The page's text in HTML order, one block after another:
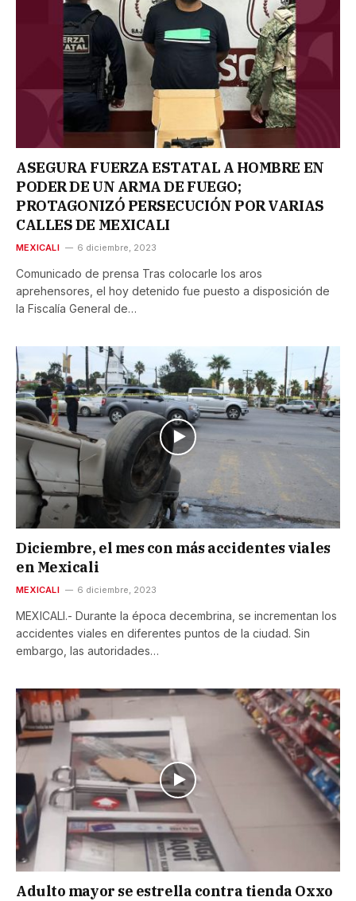
ASEGURA FUERZA ESTATAL A HOMBRE EN
PODER DE UN ARMA DE FUEGO;
PROTAGONIZÓ PERSECUCIÓN POR VARIAS
CALLES DE MEXICALI
MEXICALI 6 diciembre, 2023
Comunicado de prensa Tras colocarle los aros
aprehensores, el hoy detenido fue puesto a disposición de
la Fiscalía General de…
Diciembre, el mes con más accidentes viales
en Mexicali
MEXICALI 6 diciembre, 2023
MEXICALI.- Durante la época decembrina, se incrementan los
accidentes viales en diferentes puntos de la ciudad. Sin
embargo, las autoridades…
Adulto mayor se estrella contra tienda Oxxo